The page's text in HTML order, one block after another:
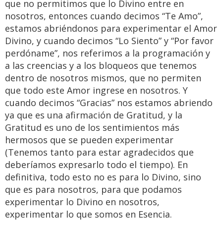
que no permitimos que lo Divino entre en
nosotros, entonces cuando decimos “Te Amo”,
estamos abriéndonos para experimentar el Amor
Divino, y cuando decimos “Lo Siento” y “Por favor
perdóname”, nos referimos a la programación y
a las creencias y a los bloqueos que tenemos
dentro de nosotros mismos, que no permiten
que todo este Amor ingrese en nosotros. Y
cuando decimos “Gracias” nos estamos abriendo
ya que es una afirmación de Gratitud, y la
Gratitud es uno de los sentimientos más
hermosos que se pueden experimentar
(Tenemos tanto para estar agradecidos que
deberíamos expresarlo todo el tiempo). En
definitiva, todo esto no es para lo Divino, sino
que es para nosotros, para que podamos
experimentar lo Divino en nosotros,
experimentar lo que somos en Esencia.